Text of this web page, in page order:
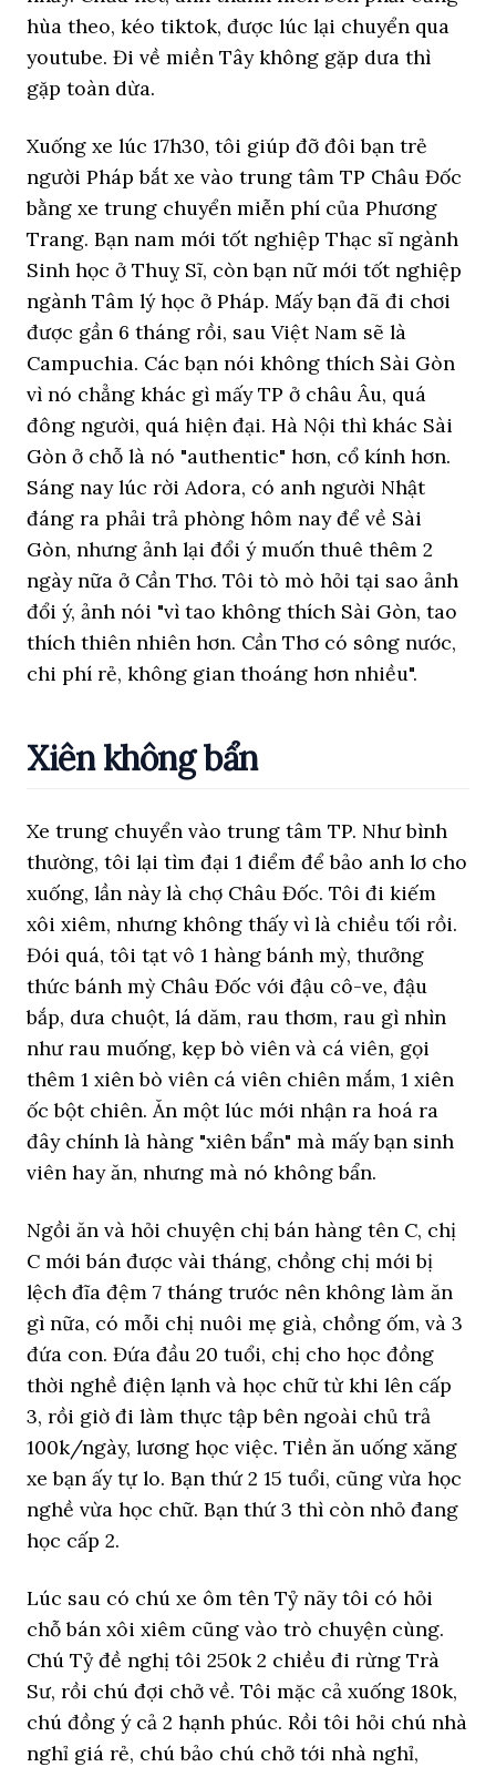
hùa theo, kéo tiktok, được lúc lại chuyển qua
youtube. Đi về miền Tây không gặp dưa thì
gặp toàn dừa.
Xuống xe lúc 17h30, tôi giúp đỡ đôi bạn trẻ
người Pháp bắt xe vào trung tâm TP Châu Đốc
bằng xe trung chuyển miễn phí của Phương
Trang. Bạn nam mới tốt nghiệp Thạc sĩ ngành
Sinh học ở Thuỵ Sĩ, còn bạn nữ mới tốt nghiệp
ngành Tâm lý học ở Pháp. Mấy bạn đã đi chơi
được gần 6 tháng rồi, sau Việt Nam sẽ là
Campuchia. Các bạn nói không thích Sài Gòn
vì nó chẳng khác gì mấy TP ở châu Âu, quá
đông người, quá hiện đại. Hà Nội thì khác Sài
Gòn ở chỗ là nó "authentic" hơn, cổ kính hơn.
Sáng nay lúc rời Adora, có anh người Nhật
đáng ra phải trả phòng hôm nay để về Sài
Gòn, nhưng ảnh lại đổi ý muốn thuê thêm 2
ngày nữa ở Cần Thơ. Tôi tò mò hỏi tại sao ảnh
đổi ý, ảnh nói "vì tao không thích Sài Gòn, tao
thích thiên nhiên hơn. Cần Thơ có sông nước,
chi phí rẻ, không gian thoáng hơn nhiều".
Xiên không bẩn
Xe trung chuyển vào trung tâm TP. Như bình
thường, tôi lại tìm đại 1 điểm để bảo anh lơ cho
xuống, lần này là chợ Châu Đốc. Tôi đi kiếm
xôi xiêm, nhưng không thấy vì là chiều tối rồi.
Đói quá, tôi tạt vô 1 hàng bánh mỳ, thưởng
thức bánh mỳ Châu Đốc với đậu cô-ve, đậu
bắp, dưa chuột, lá dăm, rau thơm, rau gì nhìn
như rau muống, kẹp bò viên và cá viên, gọi
thêm 1 xiên bò viên cá viên chiên mắm, 1 xiên
ốc bột chiên. Ăn một lúc mới nhận ra hoá ra
đây chính là hàng "xiên bẩn" mà mấy bạn sinh
viên hay ăn, nhưng mà nó không bẩn.
Ngồi ăn và hỏi chuyện chị bán hàng tên C, chị
C mới bán được vài tháng, chồng chị mới bị
lệch đĩa đệm 7 tháng trước nên không làm ăn
gì nữa, có mỗi chị nuôi mẹ già, chồng ốm, và 3
đứa con. Đứa đầu 20 tuổi, chị cho học đồng
thời nghề điện lạnh và học chữ từ khi lên cấp
3, rồi giờ đi làm thực tập bên ngoài chủ trả
100k/ngày, lương học việc. Tiền ăn uống xăng
xe bạn ấy tự lo. Bạn thứ 2 15 tuổi, cũng vừa học
nghề vừa học chữ. Bạn thứ 3 thì còn nhỏ đang
học cấp 2.
Lúc sau có chú xe ôm tên Tỷ nãy tôi có hỏi
chỗ bán xôi xiêm cũng vào trò chuyện cùng.
Chú Tỷ đề nghị tôi 250k 2 chiều đi rừng Trà
Sư, rồi chú đợi chở về. Tôi mặc cả xuống 180k,
chú đồng ý cả 2 hạnh phúc. Rồi tôi hỏi chú nhà
nghỉ giá rẻ, chú bảo chú chở tới nhà nghỉ,